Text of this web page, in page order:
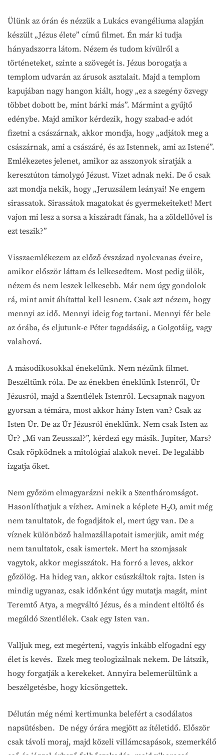
Ülünk az órán és nézzük a Lukács evangéliuma alapján
készült „Jézus élete” című filmet. Én már ki tudja
hányadszorra látom. Nézem és tudom kívülről a
történeteket, szinte a szövegét is. Jézus borogatja a
templom udvarán az árusok asztalait. Majd a templom
kapujában nagy hangon kiált, hogy „ez a szegény özvegy
többet dobott be, mint bárki más”. Mármint a gyűjtő
edénybe. Majd amikor kérdezik, hogy szabad-e adót
fizetni a császárnak, akkor mondja, hogy „adjátok meg a
császárnak, ami a császáré, és az Istennek, ami az Istené”.
Emlékezetes jelenet, amikor az asszonyok siratják a
keresztúton támolygó Jézust. Vizet adnak neki. De ő csak
azt mondja nekik, hogy „Jeruzsálem leányai! Ne engem
sirassatok. Sirassátok magatokat és gyermekeiteket! Mert
vajon mi lesz a sorsa a kiszáradt fának, ha a zöldellővel is
ezt teszik?”
Visszaemlékezem az előző évszázad nyolcvanas éveire,
amikor először láttam és lelkesedtem. Most pedig ülök,
nézem és nem leszek lelkesebb. Már nem úgy gondolok
rá, mint amit áhítattal kell lesnem. Csak azt nézem, hogy
mennyi az idő. Mennyi ideig fog tartani. Mennyi fér bele
az órába, és eljutunk-e Péter tagadásáig, a Golgotáig, vagy
valahová.
A másodikosokkal énekelünk. Nem nézünk filmet.
Beszéltünk róla. De az énekben éneklünk Istenről, Úr
Jézusról, majd a Szentlélek Istenről. Lecsapnak nagyon
gyorsan a témára, most akkor hány Isten van? Csak az
Isten Úr. De az Úr Jézusról éneklünk. Nem csak Isten az
Úr? „Mi van Zeusszal?”, kérdezi egy másik. Jupiter, Mars?
Csak röpködnek a mitológiai alakok nevei. De legalább
izgatja őket.
Nem győzöm elmagyarázni nekik a Szentháromságot.
Hasonlíthatjuk a vízhez. Aminek a képlete H2O, amit még
nem tanultatok, de fogadjátok el, mert úgy van. De a
víznek különböző halmazállapotait ismerjük, amit még
nem tanultatok, csak ismertek. Mert ha szomjasak
vagytok, akkor megisszátok. Ha forró a leves, akkor
gőzölög. Ha hideg van, akkor csúszkáltok rajta. Isten is
mindig ugyanaz, csak időnként úgy mutatja magát, mint
Teremtő Atya, a megváltó Jézus, és a mindent eltöltő és
megáldó Szentlélek. Csak egy Isten van.
Valljuk meg, ezt megérteni, vagyis inkább elfogadni egy
élet is kevés. Ezek meg teologizálnak nekem. De látszik,
hogy forgatják a kerekeket. Annyira belemerültünk a
beszélgetésbe, hogy kicsöngettek.
Délután még némi kertimunka belefért a csodálatos
napsütésben. De négy órára megjött az ítéletidő. Először
csak távoli moraj, majd közeli villámcsapások, szemerkélő